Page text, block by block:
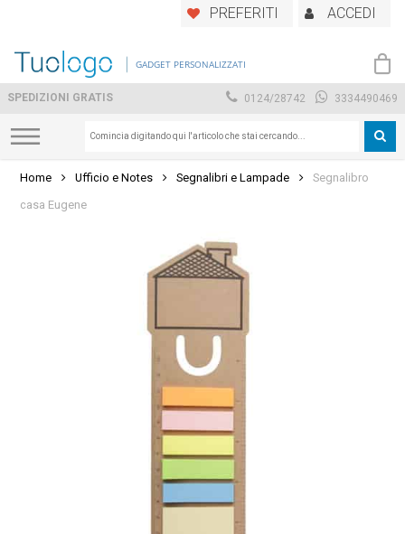
main
PREFERITI ACCEDI
GADGET PERSONALIZZATI
SPEDIZIONI GRATIS 0124/28742 3334490469
Home Ufficio e Notes Segnalibri e Lampade
Segnalibro
casa Eugene